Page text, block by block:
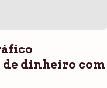
dinheiro com